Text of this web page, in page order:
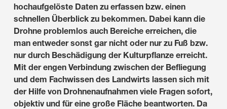
hochaufgelöste Daten zu erfassen bzw. einen
schnellen Überblick zu bekommen. Dabei kann die
Drohne problemlos auch Bereiche erreichen, die
man entweder sonst gar nicht oder nur zu Fuß bzw.
nur durch Beschädigung der Kulturpflanze erreicht.
Mit der engen Verbindung zwischen der Befliegung
und dem Fachwissen des Landwirts lassen sich mit
der Hilfe von Drohnenaufnahmen viele Fragen sofort,
objektiv und für eine große Fläche beantworten. Da